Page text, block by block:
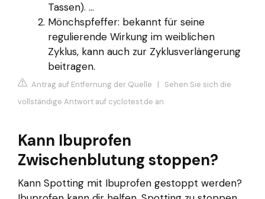
Tassen). ...
Mönchspfeffer: bekannt für seine
regulierende Wirkung im weiblichen
Zyklus, kann auch zur Zyklusverlängerung
beitragen.
Antrag auf Entfernung der Quelle | Sehen Sie sich die
vollständige Antwort auf cyclotest.de an
Kann Ibuprofen
Zwischenblutung stoppen?
Kann Spotting mit Ibuprofen gestoppt werden?